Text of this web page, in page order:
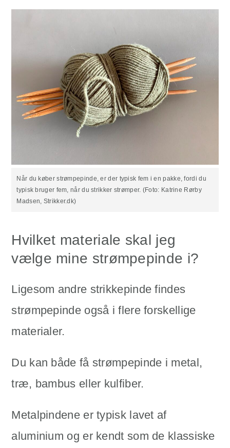
Når du køber strømpepinde, er der typisk fem i en pakke, fordi du
typisk bruger fem, når du strikker strømper. (Foto: Katrine Rørby
Madsen, Strikker.dk)
Hvilket materiale skal jeg
vælge mine strømpepinde i?
Ligesom andre strikkepinde findes
strømpepinde også i flere forskellige
materialer.
Du kan både få strømpepinde i metal,
træ, bambus eller kulfiber.
Metalpindene er typisk lavet af
aluminium og er kendt som de klassiske